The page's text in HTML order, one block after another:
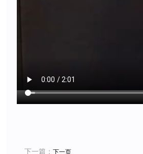
下一篇：下一页